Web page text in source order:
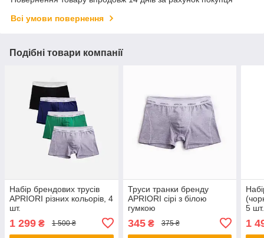
Всі умови повернення
Подібні товари компанії
Набір брендових трусів
APRIORI різних кольорів, 4
шт.
1 299 ₴ 1 500 ₴
Труси транки бренду
APRIORI сірі з білою
гумкою
345₴ 375 ₴
5 шт.
1